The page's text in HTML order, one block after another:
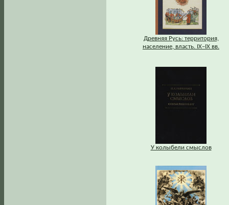
Древняя Русь: территория,
население, власть. IХ–IХ вв.
У колыбели смыслов